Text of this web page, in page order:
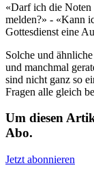
«Darf ich die Noten
melden?» - «Kann
Gottesdienst eine
Solche und
und manchmal
sind nicht ganz so
Fragen alle gleich
Um diesen
Abo.
Jetzt abonnieren